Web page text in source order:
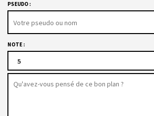
PSEUDO :
NOTE :
5